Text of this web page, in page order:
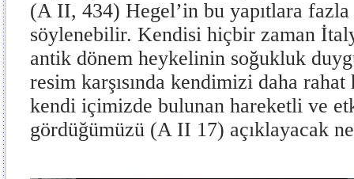
(A II, 434) Hegel’in bu yapıtlara
söylenebilir. Kendisi hiçbir zaman
antik dönem heykelinin soğukluk
resim karşısında kendimizi daha
kendi içimizde bulunan hareketli ve
gördüğümüzü (A II 17) açıklayacak